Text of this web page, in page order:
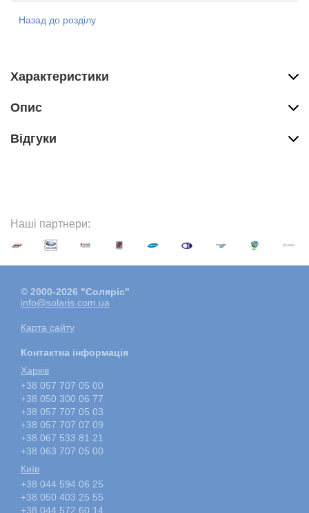
Назад до розділу
Характеристики
Опис
Вiдгуки
Наші партнери:
© 2000-2026 "Соляріс"
info@solaris.com.ua
Карта сайту
Контактна інформація
Харкiв
+38 057 707 05 00
+38 050 300 06 77
+38 057 707 05 03
+38 057 707 07 09
+38 067 533 81 21
+38 063 707 05 00
Київ
+38 044 594 06 25
+38 050 403 25 55
+38 044 572 60 14